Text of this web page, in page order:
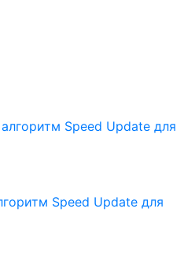
Speed Update для